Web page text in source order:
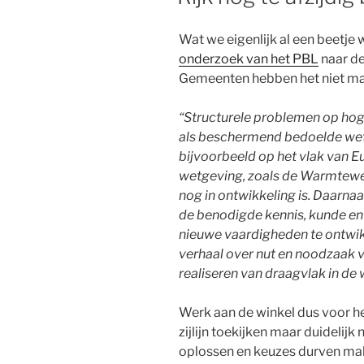
Wat we eigenlijk al een beetje
onderzoek van het PBL naar
Gemeenten hebben het niet
“Structurele problemen op
als beschermend bedoelde
bijvoorbeeld op het vlak van
wetgeving, zoals de
nog in ontwikkeling is.
de benodigde kennis, kunde
nieuwe vaardigheden te
verhaal over nut en noodzaak
realiseren van draagvlak in de
Werk aan de winkel dus voor
zijlijn toekijken maar duidelijk
oplossen en keuzes durven